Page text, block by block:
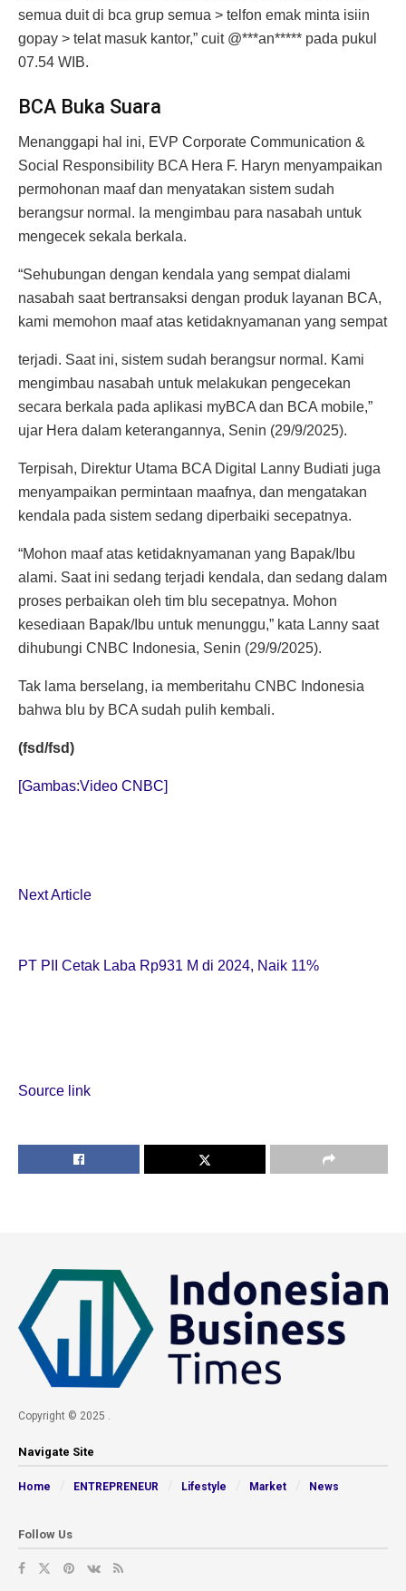
semua duit di bca grup semua > telfon emak minta isiin
gopay > telat masuk kantor,” cuit @***an***** pada pukul
07.54 WIB.
BCA Buka Suara
Menanggapi hal ini, EVP Corporate Communication &
Social Responsibility BCA Hera F. Haryn menyampaikan
permohonan maaf dan menyatakan sistem sudah
berangsur normal. Ia mengimbau para nasabah untuk
mengecek sekala berkala.
“Sehubungan dengan kendala yang sempat dialami
nasabah saat bertransaksi dengan produk layanan BCA,
kami memohon maaf atas ketidaknyamanan yang sempat
terjadi. Saat ini, sistem sudah berangsur normal. Kami
mengimbau nasabah untuk melakukan pengecekan
secara berkala pada aplikasi myBCA dan BCA mobile,”
ujar Hera dalam keterangannya, Senin (29/9/2025).
Terpisah, Direktur Utama BCA Digital Lanny Budiati juga
menyampaikan permintaan maafnya, dan mengatakan
kendala pada sistem sedang diperbaiki secepatnya.
“Mohon maaf atas ketidaknyamanan yang Bapak/Ibu
alami. Saat ini sedang terjadi kendala, dan sedang dalam
proses perbaikan oleh tim blu secepatnya. Mohon
kesediaan Bapak/Ibu untuk menunggu,” kata Lanny saat
dihubungi CNBC Indonesia, Senin (29/9/2025).
Tak lama berselang, ia memberitahu CNBC Indonesia
bahwa blu by BCA sudah pulih kembali.
(fsd/fsd)
[Gambas:Video CNBC]
Next Article
PT PII Cetak Laba Rp931 M di 2024, Naik 11%
Source link
Copyright © 2025 .
Navigate Site
Home ENTREPRENEUR Lifestyle Market News
Follow Us